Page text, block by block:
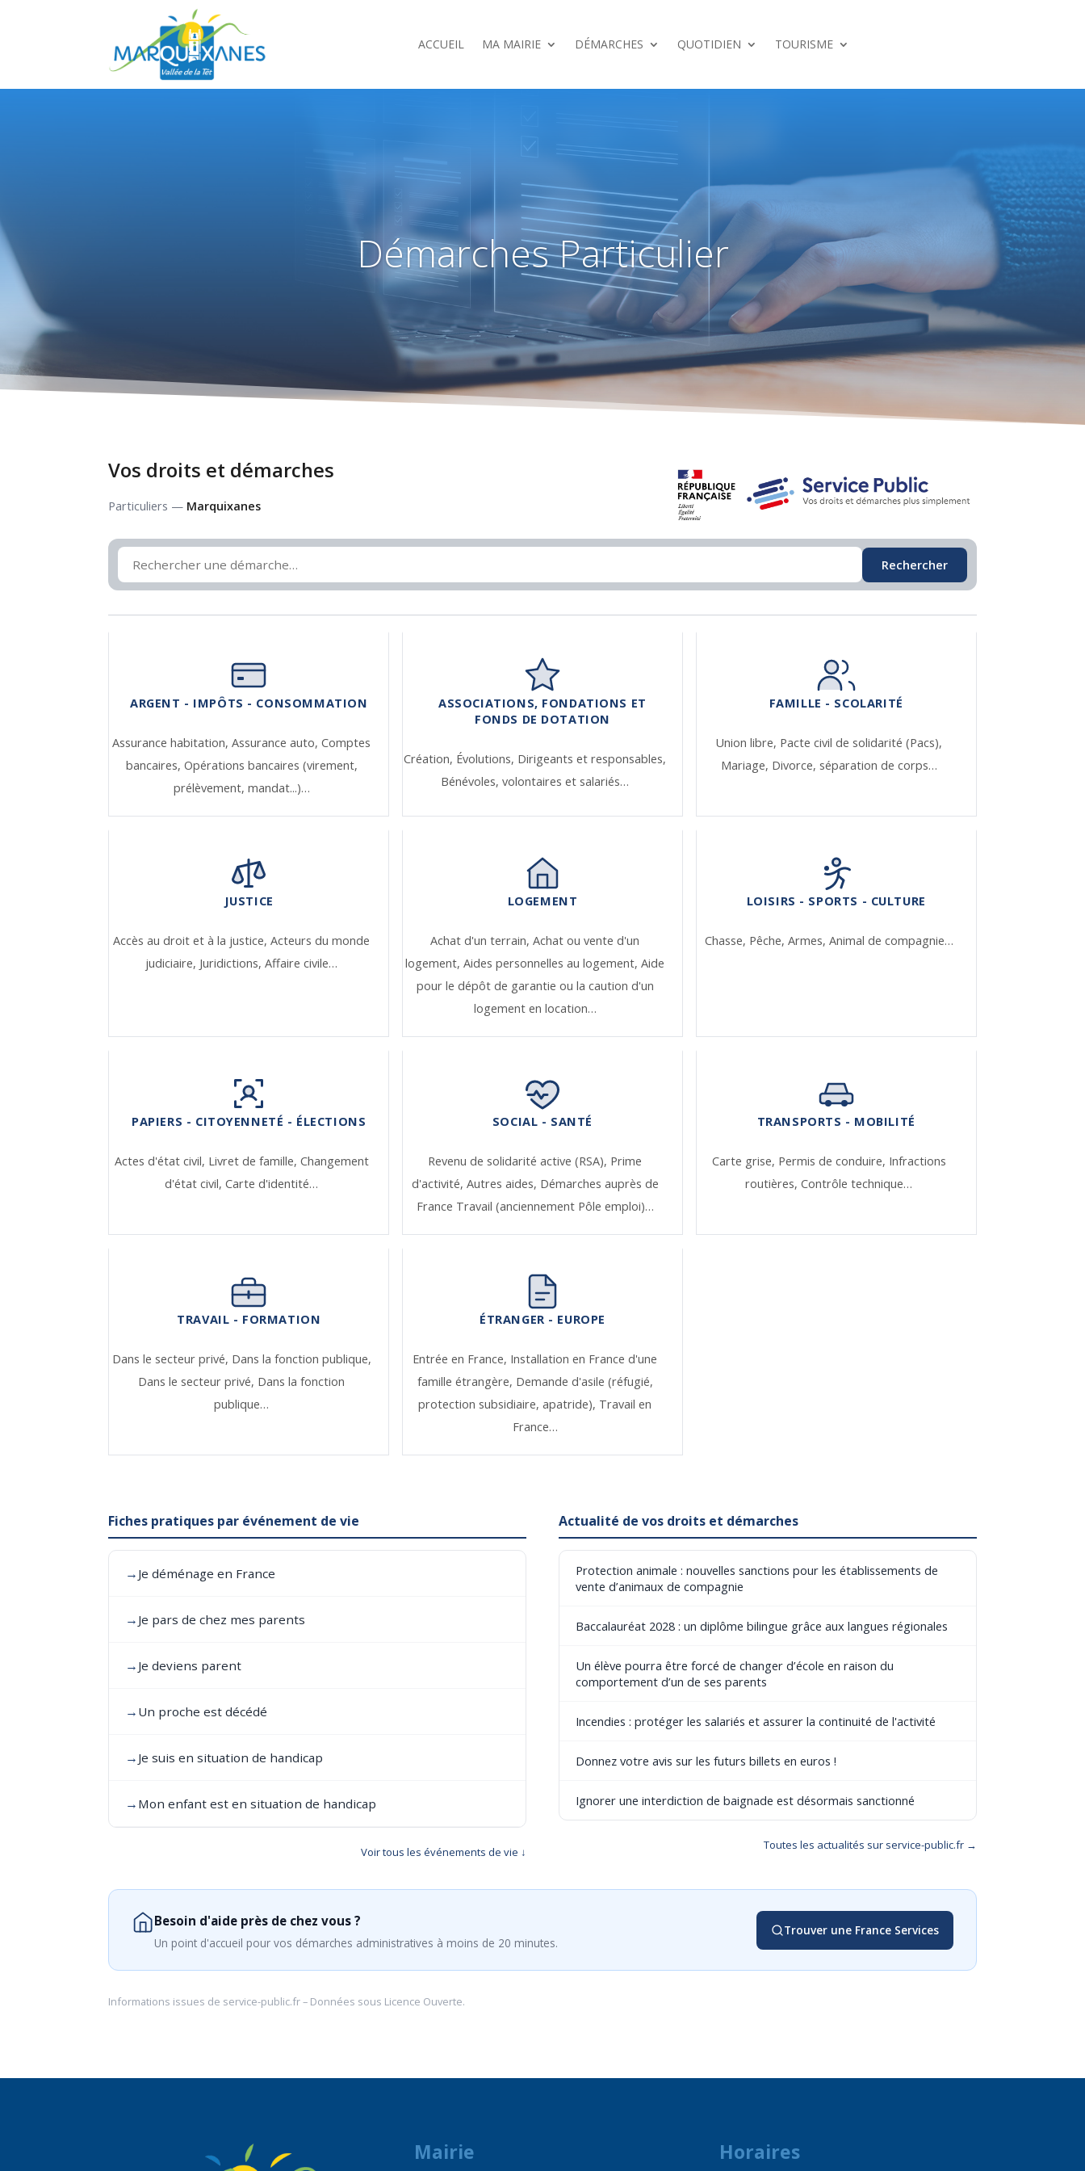
ACCUEIL MA MAIRIE DÉMARCHES QUOTIDIEN TOURISME
Démarches Particulier
Vos droits et démarches
Particuliers — Marquixanes
Rechercher
ARGENT - IMPÔTS - CONSOMMATION
Assurance habitation,Assurance auto,Comptes
bancaires, Opérations bancaires (virement,
prélèvement, mandat...)…
ASSOCIATIONS, FONDATIONS ET
FONDS DE DOTATION
Création, Évolutions, Dirigeants et responsables,
Bénévoles, volontaires et salariés…
FAMILLE - SCOLARITÉ
Union libre, Pacte civil de solidarité (Pacs),
Mariage, Divorce, séparation de corps…
JUSTICE
Accès au droit et à la justice,Acteurs du monde
judiciaire, Juridictions,Affaire civile…
LOGEMENT
Achat d'un terrain,Achat ou vente d'un
logement,Aides personnelles au logement,Aide
pour le dépôt de garantie ou la caution d'un
logement en location…
LOISIRS - SPORTS - CULTURE
Chasse, Pêche, Armes, Animal de compagnie…
PAPIERS - CITOYENNETÉ - ÉLECTIONS
Actes d'état civil, Livret de famille, Changement
d'état civil,Carte d'identité…
SOCIAL - SANTÉ
Revenu de solidarité active (RSA), Prime
d'activité, Autres aides, Démarches auprès de
France Travail (anciennement Pôle emploi)…
TRANSPORTS - MOBILITÉ
Carte grise, Permis de conduire, Infractions
routières,Contrôle technique…
TRAVAIL - FORMATION
Dans le secteur privé, Dans la fonction publique,
Dans le secteur privé, Dans la fonction
publique…
ÉTRANGER - EUROPE
Entrée en France, Installation en France d'une
famille étrangère, Demande d'asile (réfugié,
protection subsidiaire, apatride), Travail en
France…
Fiches pratiques par événement de vie
→ Je déménage en France
→ Je pars de chez mes parents
→ Je deviens parent
→ Un proche est décédé
→ Je suis en situation de handicap
→ Mon enfant est en situation de handicap
Voir tous les événements de vie ↓
Actualité de vos droits et démarches
Protection animale : nouvelles sanctions pour les établissements de
vente d’animaux de compagnie
Baccalauréat 2028 : un diplôme bilingue grâce aux langues régionales
Un élève pourra être forcé de changer d’école en raison du
comportement d’un de ses parents
Incendies : protéger les salariés et assurer la continuité de l'activité
Donnez votre avis sur les futurs billets en euros !
Ignorer une interdiction de baignade est désormais sanctionné
Toutes les actualités sur service-public.fr →
Besoin d'aide près de chez vous ?
Un point d'accueil pour vos démarches administratives à moins de 20 minutes.
Trouver une France Services
Informations issues de service-public.fr– Données sous Licence Ouverte.
Mairie Horaires